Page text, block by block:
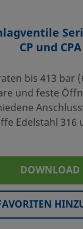
einstellbarem
, um den Preis
this product,
services to
CP und CPA
bis 413 bar
und feste
Edelstahl 316
DOWNLOAD